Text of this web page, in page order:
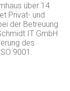
über 14
Privat- und
der Betreuung
IT GmbH
des
9001.